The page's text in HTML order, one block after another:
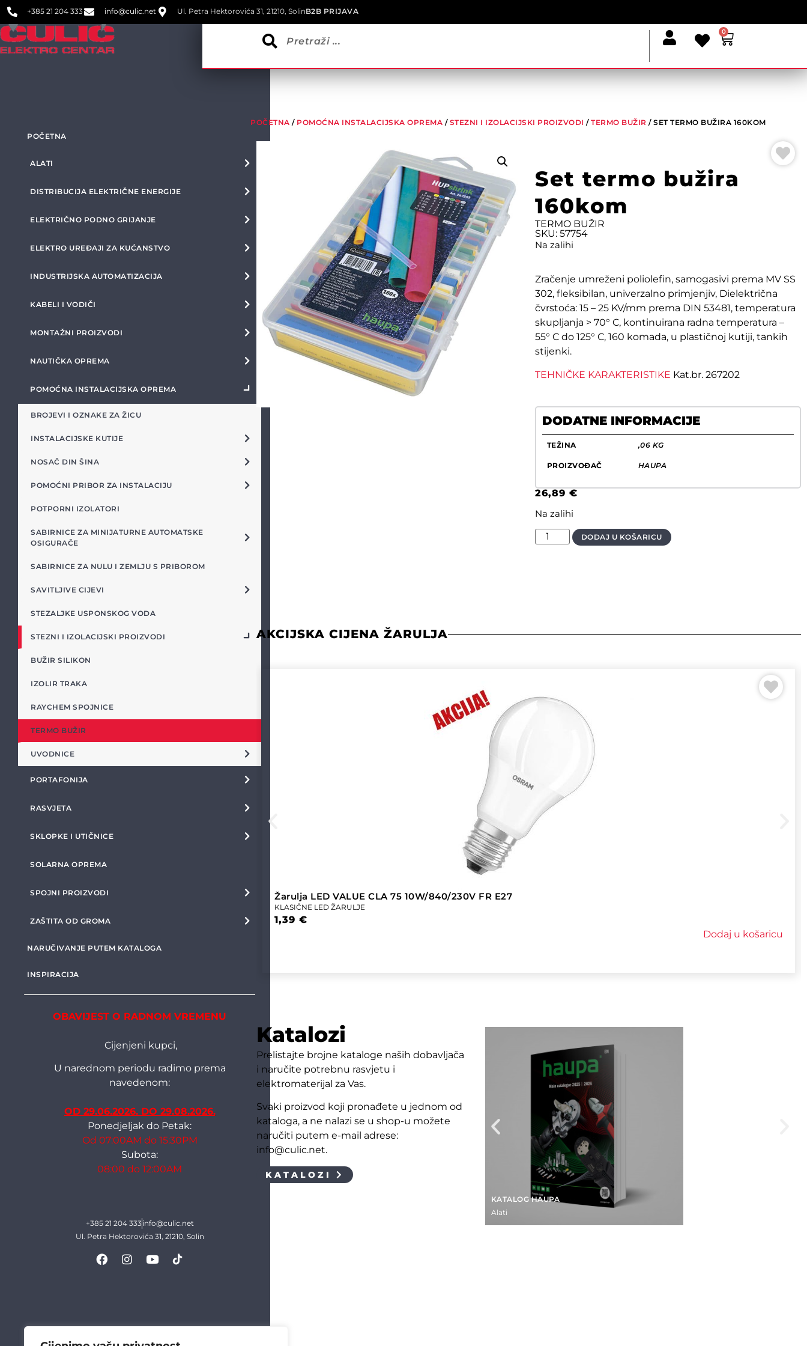
+385 21 204 333 info@culic.net Ul. Petra Hektorovića 31, 21210, SolinB2B PRIJAVA
0
POČETNA
ALATI
DISTRIBUCIJA ELEKTRIČNE ENERGIJE
ELEKTRIČNO PODNO GRIJANJE
ELEKTRO UREĐAJI ZA KUĆANSTVO
INDUSTRIJSKA AUTOMATIZACIJA
KABELI I VODIČI
MONTAŽNI PROIZVODI
NAUTIČKA OPREMA
POMOĆNA INSTALACIJSKA OPREMA
BROJEVI I OZNAKE ZA ŽICU
INSTALACIJSKE KUTIJE
NOSAČ DIN ŠINA
POMOĆNI PRIBOR ZA INSTALACIJU
POTPORNI IZOLATORI
SABIRNICE ZA MINIJATURNE AUTOMATSKE
OSIGURAČE
SABIRNICE ZA NULU I ZEMLJU S PRIBOROM
SAVITLJIVE CIJEVI
STEZALJKE USPONSKOG VODA
STEZNI I IZOLACIJSKI PROIZVODI
BUŽIR SILIKON
IZOLIR TRAKA
RAYCHEM SPOJNICE
TERMO BUŽIR
UVODNICE
PORTAFONIJA
RASVJETA
SKLOPKE I UTIČNICE
SOLARNA OPREMA
SPOJNI PROIZVODI
ZAŠTITA OD GROMA
NARUČIVANJE PUTEM KATALOGA
INSPIRACIJA
OBAVIJEST O RADNOM VREMENU
Cijenjeni kupci,
U narednom periodu radimo prema
navedenom:
OD 29.06.2026. DO 29.08.2026.
Ponedjeljak do Petak:
Od 07:00AM do 15:30PM
Subota:
08:00 do 12:00AM
+385 21 204 333info@culic.net
Ul. Petra Hektorovića 31, 21210, Solin
POČETNA / POMOĆNA INSTALACIJSKA OPREMA / STEZNI I IZOLACIJSKI PROIZVODI /TERMO BUŽIR / SET TERMO BUŽIRA 160KOM
Set termo bužira
160kom
TERMO BUŽIR
SKU: 57754
Na zalihi
Zračenje umreženi poliolefin, samogasivi prema MV SS
302, fleksibilan, univerzalno primjenjiv, Dielektrična
čvrstoća: 15 – 25 KV/mm prema DIN 53481, temperatura
skupljanja > 70° C, kontinuirana radna temperatura –
55° C do 125° C, 160 komada, u plastičnoj kutiji, tankih
stijenki.
TEHNIČKE KARAKTERISTIKE Kat.br. 267202
DODATNE INFORMACIJE
TEŽINA ,06 KG
PROIZVOĐAČ HAUPA
26,89 €
Na zalihi
DODAJ U KOŠARICU
AKCIJSKA CIJENA ŽARULJA
Žarulja LED VALUE CLA 75 10W/840/230V FR E27
KLASIČNE LED ŽARULJE
1,39€
Dodaj u košaricu
Katalozi
Prelistajte brojne kataloge naših dobavljača
i naručite potrebnu rasvjetu i
elektromaterijal za Vas.
Svaki proizvod koji pronađete u jednom od
kataloga, a ne nalazi se u shop-u možete
naručiti putem e-mail adrese:
info@culic.net.
KATALOZI
KATALOG HAUPA
Alati